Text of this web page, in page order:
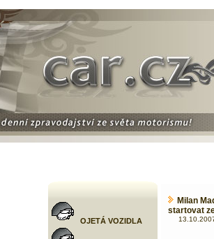
OJETÁ VOZIDLA
Milan
startovat